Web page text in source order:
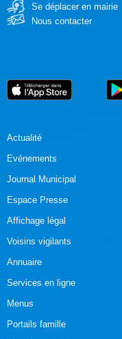
Se déplacer en mairie
Nous contacter
Actualité
Evénements
Journal Municipal
Espace Presse
Affichage légal
Voisins vigilants
Annuaire
Services en ligne
Menus
Portails famille